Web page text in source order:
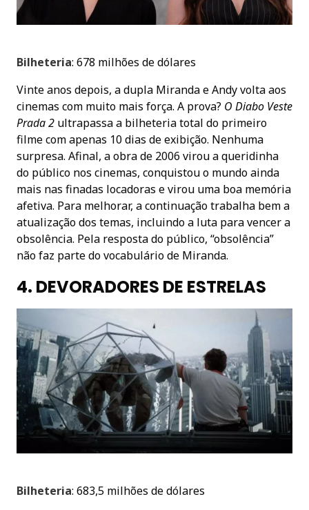
Bilheteria: 678 milhões de dólares
Vinte anos depois, a dupla Miranda e Andy volta aos
cinemas com muito mais força. A prova? O Diabo Veste
Prada 2 ultrapassa a bilheteria total do primeiro
filme com apenas 10 dias de exibição. Nenhuma
surpresa. Afinal, a obra de 2006 virou a queridinha
do público nos cinemas, conquistou o mundo ainda
mais nas finadas locadoras e virou uma boa memória
afetiva. Para melhorar, a continuação trabalha bem a
atualização dos temas, incluindo a luta para vencer a
obsolência. Pela resposta do público, “obsolência”
não faz parte do vocabulário de Miranda.
4. DEVORADORES DE ESTRELAS
Bilheteria: 683,5 milhões de dólares